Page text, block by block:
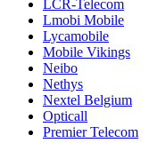
LCR-Telecom
Lmobi Mobile
Lycamobile
Mobile Vikings
Neibo
Nethys
Nextel Belgium
Opticall
Premier Telecom